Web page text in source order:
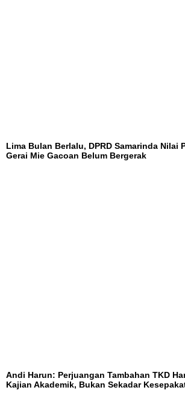
Lima Bulan Berlalu, DPRD Samarinda Nilai
Gerai Mie Gacoan Belum Bergerak
Andi Harun: Perjuangan Tambahan TKD
Kajian Akademik, Bukan Sekadar